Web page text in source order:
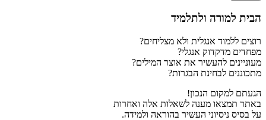
הבית למורה ולתלמיד
רוצים ללמוד אנגלית ולא מצליחים?
מפחדים מדקדוק אנגלי?
מעוניינים להעשיר את אוצר המילים?
מתכוננים לבחינת הבגרות?
הגעתם למקום הנכון!
באתר תמצאו מענה לשאלות אלה ואחרות
על בסיס ניסיוני העשיר בהוראה ולמידה.